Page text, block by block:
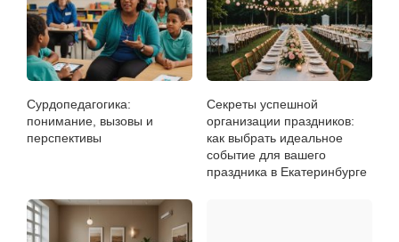
Сурдопедагогика:
понимание, вызовы и
перспективы
Секреты успешной
организации праздников:
как выбрать идеальное
событие для вашего
праздника в Екатеринбурге